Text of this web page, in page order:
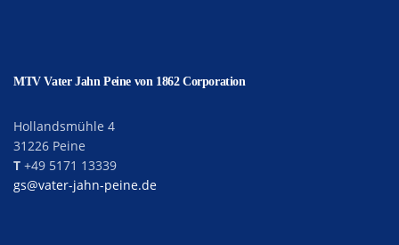
MTV Vater Jahn Peine von 1862 Corporation
Hollandsmühle 4
31226 Peine
T +49 5171 13339
gs@vater-jahn-peine.de